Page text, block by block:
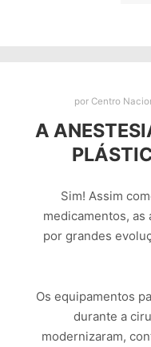
por Centro
A
Sim! Assim
medicamentos, as
por grandes
Os equipamentos
durante a
modernizaram,